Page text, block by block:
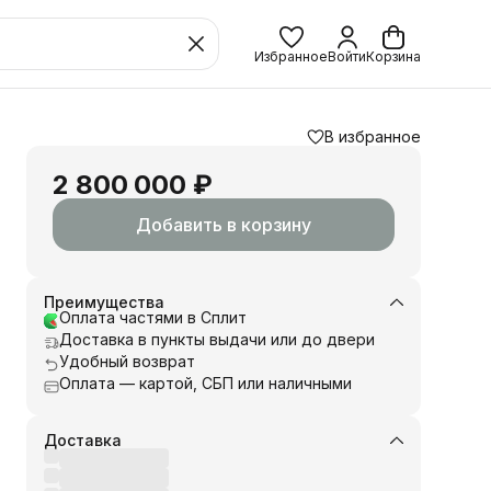
ИзбранноеВойтиКорзина
В избранное
2 800 000 ₽
Добавить в корзину
Преимущества
Оплата частями в Сплит
Доставка в пункты выдачи или до двери
Удобный возврат
Оплата — картой, СБП или наличными
Доставка